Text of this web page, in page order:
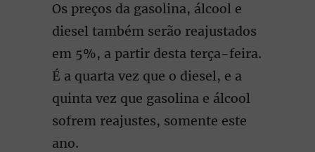
Os preços da gasolina, álcool e
diesel também serão reajustados
em 5%, a partir desta terça-feira.
É a quarta vez que o diesel, e a
quinta vez que gasolina e álcool
sofrem reajustes, somente este
ano.